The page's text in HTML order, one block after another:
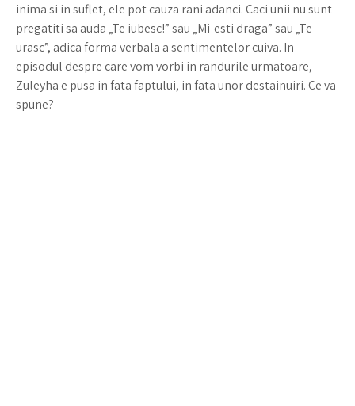
inima si in suflet, ele pot cauza rani adanci. Caci unii nu sunt
pregatiti sa auda „Te iubesc!” sau „Mi-esti draga” sau „Te
urasc”, adica forma verbala a sentimentelor cuiva. In
episodul despre care vom vorbi in randurile urmatoare,
Zuleyha e pusa in fata faptului, in fata unor destainuiri. Ce va
spune?